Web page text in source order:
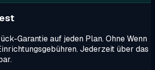
Garantie auf jeden Plan. Ohne Wenn
Jederzeit über das